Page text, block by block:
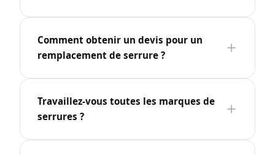
Comment obtenir un devis pour un
remplacement de serrure ?
Travaillez-vous toutes les marques de
serrures ?